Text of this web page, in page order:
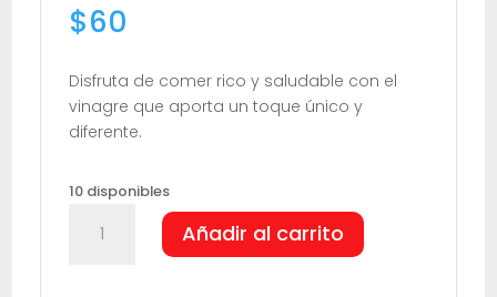
$60
Disfruta de comer rico y saludable con el
vinagre que aporta un toque único y
diferente.
10 disponibles
Vinagre
Añadir al carrito